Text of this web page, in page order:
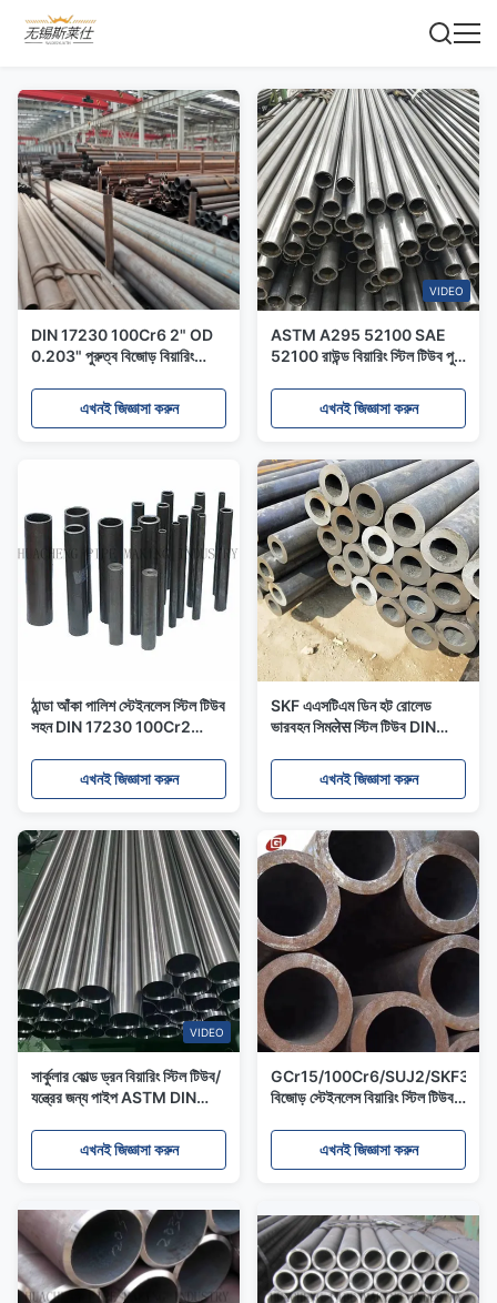
DIN 17230 100Cr6 2" OD
0.203" পুরুত্ব বিজোড় বিয়ারিং
DIN JIS স্ট্যান্ডার্ড
এখনই জিজ্ঞাসা করুন
VIDEO
ASTM A295 52100 SAE
52100 রাউন্ড বিয়ারিং স্টিল টিউব পুরু
এখনই জিজ্ঞাসা করুন
ঠান্ডা আঁকা পালিশ স্টেইনলেস স্টিল টিউব
সহন DIN 17230 100Cr2
এখনই জিজ্ঞাসা করুন
SKF এএসটিএম ডিন হট রোলেড
ভারবহন সিমलेस স্টিল টিউব DIN
GCr15SiMn
এখনই জিজ্ঞাসা করুন
VIDEO
সার্কুলার কোল্ড ড্রন বিয়ারিং স্টিল টিউব/
যন্ত্রের জন্য পাইপ ASTM DIN
এখনই জিজ্ঞাসা করুন
GCr15/100Cr6/SUJ2/SKF3/
বিজোড় স্টেইনলেস বিয়ারিং স্টিল টিউব
এখনই জিজ্ঞাসা করুন